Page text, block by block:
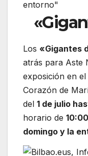
Los «Gigantes
atrás para Aste
exposición en el
Corazón de
del 1 de julio
horario de
domingo y la